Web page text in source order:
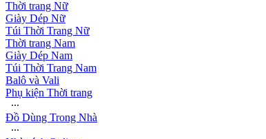
Thời trang Nữ
Giày Dép Nữ
Túi Thời Trang Nữ
Thời trang Nam
Giày Dép Nam
Túi Thời Trang Nam
Balô và Vali
Phụ kiện Thời trang
∙∙∙
Đồ Dùng Trong Nhà
∙∙∙